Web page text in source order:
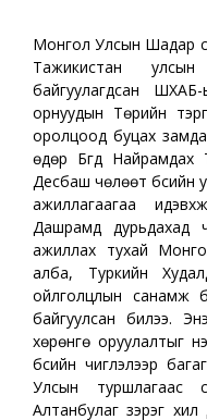
Монгол Улсын Шадар
Тажикистан
байгуулагдсан
орнуудын Төрийн
оролцоод буцах
өдөр Бүгд
Десбаш чөлөөт бүсийн
ажиллагаагаа
Дашрамд дурьдахад
ажиллах тухай
алба, Туркийн
ойлголцлын санамж
байгуулсан билээ.
хөрөнгө оруулалтыг
бүсийн чиглэлээр
Улсын туршлагаас
Алтанбулаг зэрэг хил